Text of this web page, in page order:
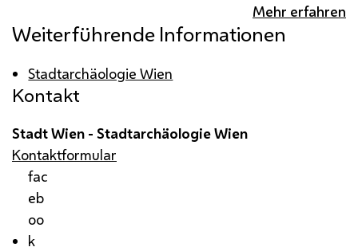
Mehr erfahren
Weiterführende Informationen
Stadtarchäologie Wien
Kontakt
Stadt Wien - Stadtarchäologie Wien
Kontaktformular
fac
eb
oo
k